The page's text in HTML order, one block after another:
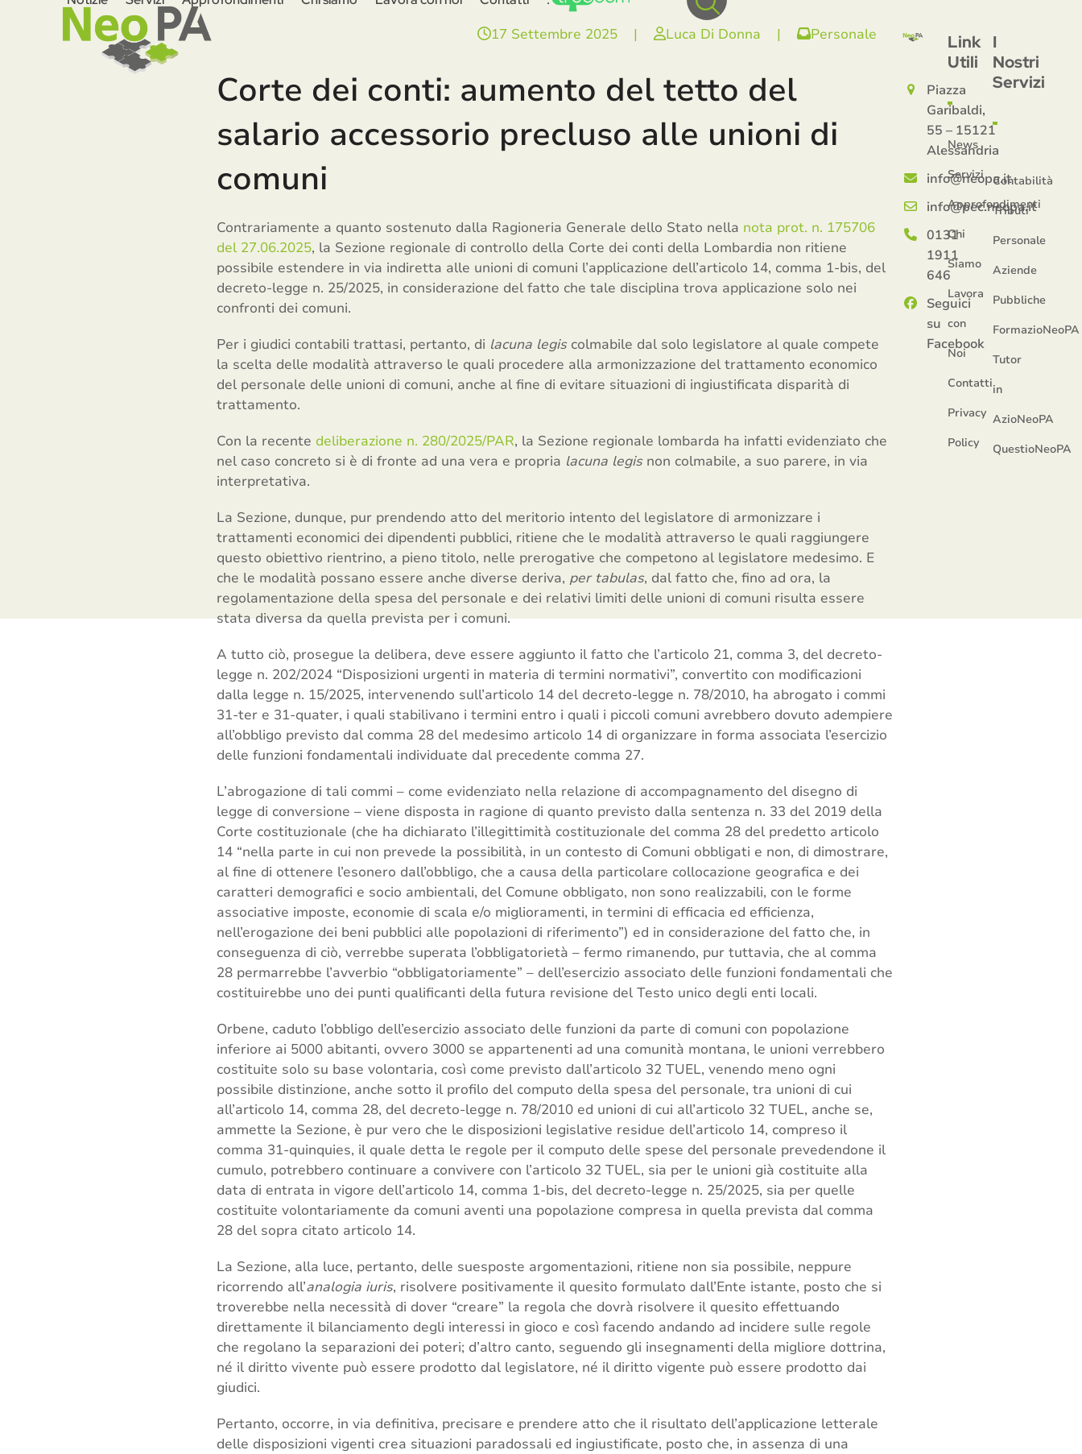
17 Settembre 2025 | Luca Di Donna | Personale
Corte dei conti: aumento del tetto del
salario accessorio precluso alle unioni di
comuni
Contrariamente a quanto sostenuto dalla Ragioneria Generale dello Stato nella nota prot. n. 175706
del 27.06.2025, la Sezione regionale di controllo della Corte dei conti della Lombardia non ritiene
possibile estendere in via indiretta alle unioni di comuni l’applicazione dell’articolo 14, comma 1-bis, del
decreto-legge n. 25/2025, in considerazione del fatto che tale disciplina trova applicazione solo nei
confronti dei comuni.
Per i giudici contabili trattasi, pertanto, di lacuna legiscolmabile dal solo legislatore al quale compete
la scelta delle modalità attraverso le quali procedere alla armonizzazione del trattamento economico
del personale delle unioni di comuni, anche al fine di evitare situazioni di ingiustificata disparità di
trattamento.
Con la recente deliberazione n. 280/2025/PAR, la Sezione regionale lombarda ha infatti evidenziato che
nel caso concreto si è di fronte ad una vera e propria lacuna legisnon colmabile, a suo parere, in via
interpretativa.
La Sezione, dunque, pur prendendo atto del meritorio intento del legislatore di armonizzare i
trattamenti economici dei dipendenti pubblici, ritiene che le modalità attraverso le quali raggiungere
questo obiettivo rientrino, a pieno titolo, nelle prerogative che competono al legislatore medesimo. E
che le modalità possano essere anche diverse deriva, per tabulas, dal fatto che, fino ad ora, la
regolamentazione della spesa del personale e dei relativi limiti delle unioni di comuni risulta essere
stata diversa da quella prevista per i comuni.
A tutto ciò, prosegue la delibera, deve essere aggiunto il fatto che l’articolo 21, comma 3, del decreto-
legge n. 202/2024 “Disposizioni urgenti in materia di termini normativi”, convertito con modificazioni
dalla legge n. 15/2025, intervenendo sull’articolo 14 del decreto-legge n. 78/2010, ha abrogato i commi
31-ter e 31-quater, i quali stabilivano i termini entro i quali i piccoli comuni avrebbero dovuto adempiere
all’obbligo previsto dal comma 28 del medesimo articolo 14 di organizzare in forma associata l’esercizio
delle funzioni fondamentali individuate dal precedente comma 27.
L’abrogazione di tali commi – come evidenziato nella relazione di accompagnamento del disegno di
legge di conversione – viene disposta in ragione di quanto previsto dalla sentenza n. 33 del 2019 della
Corte costituzionale (che ha dichiarato l’illegittimità costituzionale del comma 28 del predetto articolo
14 “nella parte in cui non prevede la possibilità, in un contesto di Comuni obbligati e non, di dimostrare,
al fine di ottenere l’esonero dall’obbligo, che a causa della particolare collocazione geografica e dei
caratteri demografici e socio ambientali, del Comune obbligato, non sono realizzabili, con le forme
associative imposte, economie di scala e/o miglioramenti, in termini di efficacia ed efficienza,
nell’erogazione dei beni pubblici alle popolazioni di riferimento”) ed in considerazione del fatto che, in
conseguenza di ciò, verrebbe superata l’obbligatorietà – fermo rimanendo, pur tuttavia, che al comma
28 permarrebbe l’avverbio “obbligatoriamente” – dell’esercizio associato delle funzioni fondamentali che
costituirebbe uno dei punti qualificanti della futura revisione del Testo unico degli enti locali.
Orbene, caduto l’obbligo dell’esercizio associato delle funzioni da parte di comuni con popolazione
inferiore ai 5000 abitanti, ovvero 3000 se appartenenti ad una comunità montana, le unioni verrebbero
costituite solo su base volontaria, così come previsto dall’articolo 32 TUEL, venendo meno ogni
possibile distinzione, anche sotto il profilo del computo della spesa del personale, tra unioni di cui
all’articolo 14, comma 28, del decreto-legge n. 78/2010 ed unioni di cui all’articolo 32 TUEL, anche se,
ammette la Sezione, è pur vero che le disposizioni legislative residue dell’articolo 14, compreso il
comma 31-quinquies, il quale detta le regole per il computo delle spese del personale prevedendone il
cumulo, potrebbero continuare a convivere con l’articolo 32 TUEL, sia per le unioni già costituite alla
data di entrata in vigore dell’articolo 14, comma 1-bis, del decreto-legge n. 25/2025, sia per quelle
costituite volontariamente da comuni aventi una popolazione compresa in quella prevista dal comma
28 del sopra citato articolo 14.
La Sezione, alla luce, pertanto, delle suesposte argomentazioni, ritiene non sia possibile, neppure
ricorrendo all’analogia iuris, risolvere positivamente il quesito formulato dall’Ente istante, posto che si
troverebbe nella necessità di dover “creare” la regola che dovrà risolvere il quesito effettuando
direttamente il bilanciamento degli interessi in gioco e così facendo andando ad incidere sulle regole
che regolano la separazioni dei poteri; d’altro canto, seguendo gli insegnamenti della migliore dottrina,
né il diritto vivente può essere prodotto dal legislatore, né il diritto vigente può essere prodotto dai
giudici.
Pertanto, occorre, in via definitiva, precisare e prendere atto che il risultato dell’applicazione letterale
delle disposizioni vigenti crea situazioni paradossali ed ingiustificate, posto che, in assenza di una
Piazza
Garibaldi,
55 – 15121
Alessandria
info@neopa.it
info@pec.neopa.it
0131
1911
646
Seguici
su
Facebook
Link
Utili
News
Servizi
Approfondimenti
Chi
Siamo
Lavora
con
Noi
Contatti
Privacy
Policy
I
Nostri
Servizi
Contabilità
Tributi
Personale
Aziende
Pubbliche
FormazioNeoPA
Tutor
in
AzioNeoPA
QuestioNeoPA